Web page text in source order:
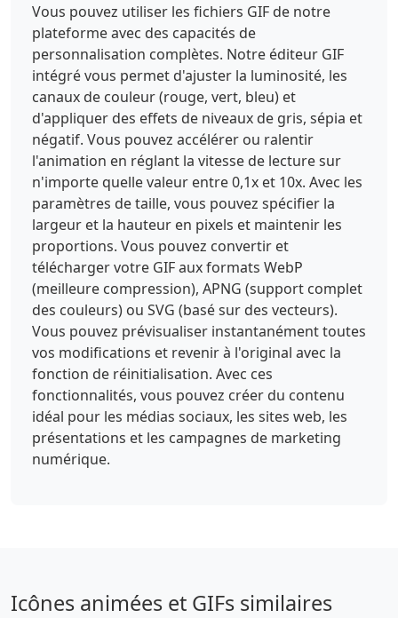
Vous pouvez utiliser les fichiers GIF de notre
plateforme avec des capacités de
personnalisation complètes. Notre éditeur GIF
intégré vous permet d'ajuster la luminosité, les
canaux de couleur (rouge, vert, bleu) et
d'appliquer des effets de niveaux de gris, sépia et
négatif. Vous pouvez accélérer ou ralentir
l'animation en réglant la vitesse de lecture sur
n'importe quelle valeur entre 0,1x et 10x. Avec les
paramètres de taille, vous pouvez spécifier la
largeur et la hauteur en pixels et maintenir les
proportions. Vous pouvez convertir et
télécharger votre GIF aux formats WebP
(meilleure compression), APNG (support complet
des couleurs) ou SVG (basé sur des vecteurs).
Vous pouvez prévisualiser instantanément toutes
vos modifications et revenir à l'original avec la
fonction de réinitialisation. Avec ces
fonctionnalités, vous pouvez créer du contenu
idéal pour les médias sociaux, les sites web, les
présentations et les campagnes de marketing
numérique.
Icônes animées et GIFs similaires